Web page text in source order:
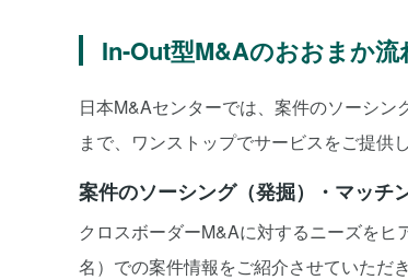
In-Out型M&Aのおおまか流
日本M&Aセンターでは、案件のソーシ
まで、ワンストップでサービスをご提供し
案件のソーシング（発掘）・マッチ
クロスボーダーM&Aに対するニーズを
名）での案件情報をご紹介させていただき